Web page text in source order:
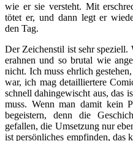
wie er sie versteht. Mit
tötet er, und dann legt er
den Tag.
Der Zeichenstil ist sehr speziell.
erahnen und so brutal wie
nicht. Ich muss ehrlich
war, ich mag detailliertere
schnell dahingewischt aus, das
muss. Wenn man damit kein
begeistern, denn die
gefallen, die Umsetzung nur
ist persönliches empfinden, das